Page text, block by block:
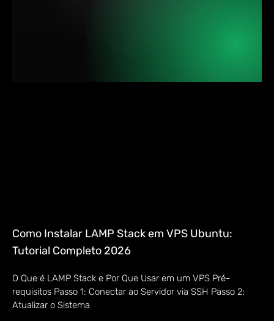
Como Instalar LAMP Stack em VPS Ubuntu:
Tutorial Completo 2026
O Que é LAMP Stack e Por Que Usar em um VPS Pré-
requisitos Passo 1: Conectar ao Servidor via SSH Passo 2:
Atualizar o Sistema